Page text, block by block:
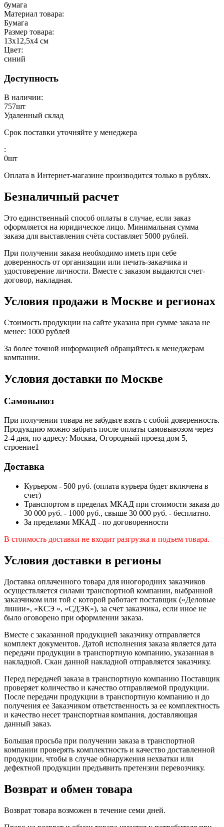
бумага
Материал товара:
Бумага
Размер товара:
13x12,5x4 см
Цвет:
синий
Доступность
В наличии:
757шт
Удаленный склад
Срок поставки уточняйте у менеджера
:
0шт
Оплата в Интернет-магазине производится только в рублях.
Безналичный расчет
Это единственный способ оплаты в случае, если заказ
оформляется на юридическое лицо. Минимальная сумма
заказа для выставления счёта составляет 5000 рублей.
При получении заказа необходимо иметь при себе
доверенность от организации или печать-заказчика и
удостоверение личности. Вместе с заказом выдаются счет-
договор, накладная.
Условия продажи в Москве и регионах
Стоимость продукции на сайте указана при сумме заказа не
менее: 1000 рублей
За более точной информацией обращайтесь к менеджерам
компании.
Условия доставки по Москве
Самовывоз
При получении товара не забудьте взять с собой доверенность.
Продукцию можно забрать после оплаты самовывозом через
2-4 дня, по адресу: Москва, Огородный проезд дом 5,
строение1
Доставка
Курьером - 500 руб. (оплата курьера будет включена в
счет)
Транспортом в пределах МКАД при стоимости заказа до
30 000 руб. - 1000 руб., свыше 30 000 руб. - бесплатно.
За пределами МКАД - по договоренности
В стоимость доставки не входит разгрузка и подъем товара.
Условия доставки в регионы
Доставка оплаченного товара для иногородних заказчиков
осуществляется силами транспортной компании, выбранной
заказчиком или той с которой работает поставщик («Деловые
линии», «КСЭ », «СДЭК»), за счет заказчика, если иное не
было оговорено при оформлении заказа.
Вместе с заказанной продукцией заказчику отправляется
комплект документов. Датой исполнения заказа является дата
передачи продукции в транспортную компанию, указанная в
накладной. Скан данной накладной отправляется заказчику.
Перед передачей заказа в транспортную компанию Поставщик
проверяет количество и качество отправляемой продукции.
После передачи продукции в транспортную компанию и до
получения ее Заказчиком ответственность за ее комплектность
и качество несет транспортная компания, доставляющая
данный заказ.
Большая просьба при получении заказа в транспортной
компании проверять комплектность и качество доставленной
продукции, чтобы в случае обнаружения нехватки или
дефектной продукции предъявить претензии перевозчику.
Возврат и обмен товара
Возврат товара возможен в течение семи дней.